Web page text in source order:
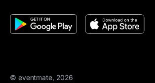
© eventmate, 2026